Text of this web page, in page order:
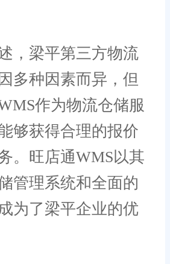
梁平第三方物流
多种因素而异，但
作为物流仓储服
够获得合理的报价
。旺店通WMS以其
管理系统和全面的
为了梁平企业的优